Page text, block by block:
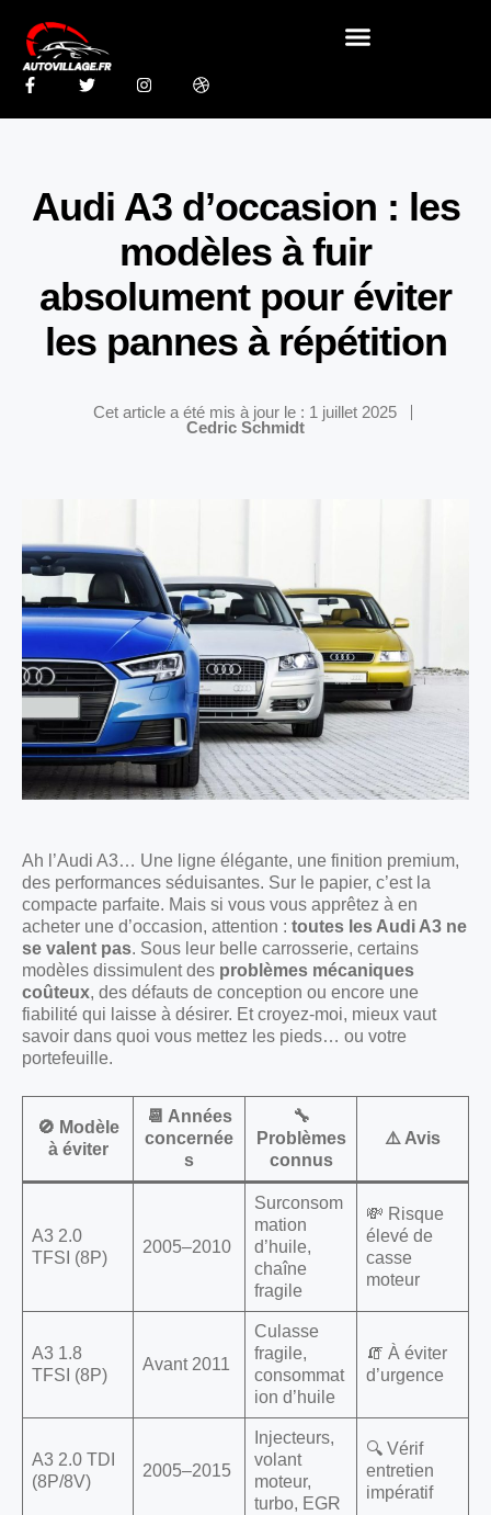
Audi A3 d’occasion : les
modèles à fuir
absolument pour éviter
les pannes à répétition
Cet article a été mis à jour le : 1 juillet 2025
Cedric Schmidt
Ah l’Audi A3… Une ligne élégante, une finition premium,
des performances séduisantes. Sur le papier, c’est la
compacte parfaite. Mais si vous vous apprêtez à en
acheter une d’occasion, attention : toutes les Audi A3 ne
se valent pas. Sous leur belle carrosserie, certains
modèles dissimulent des problèmes mécaniques
coûteux, des défauts de conception ou encore une
fiabilité qui laisse à désirer. Et croyez-moi, mieux vaut
savoir dans quoi vous mettez les pieds… ou votre
portefeuille.
🚫 Modèle
à éviter
📆 Années
concernée
s
🔧
Problèmes
connus
⚠️ Avis
A3 2.0
TFSI (8P)
2005–2010
Surconsom
mation
d’huile,
chaîne
fragile
💸 Risque
élevé de
casse
moteur
A3 1.8
TFSI (8P)
Avant 2011
Culasse
fragile,
consommat
ion d’huile
🧯 À éviter
d’urgence
A3 2.0 TDI
(8P/8V)
2005–2015
Injecteurs,
volant
moteur,
turbo, EGR
🔍 Vérif
entretien
impératif